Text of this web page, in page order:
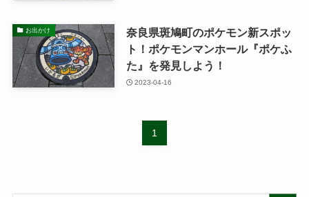
お出かけ
奈良県斑鳩町のポケモン新スポッ
ト！ポケモンマンホール『ポケふ
た』を発見しよう！
2023-04-16
1